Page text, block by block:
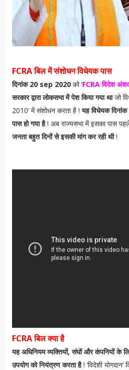
FCRA बिल में संशोधन विधेयक पास
दिनांक 20 sep 2020को ‘FCRA विदेश
सरकार द्वारा लोकसभा में पेश किया गया थाजो
2010’ में संशोधन करता है ! यह विधेयक
पास हो गया है! अब राज्यसभा में इसका पास
जनता बहुत दिनों से इसकी मांग कर रही थी!
FCRA बिल क्या है
यह अधिनियम व्यक्तियों, संघों और कंपनियों के
उपयोग को नियंत्रण करता है! ‘विदेशी योगदान’